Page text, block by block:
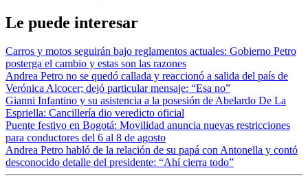
Le puede interesar
Carros y motos seguirán bajo reglamentos actuales: Gobierno Petro
posterga el cambio y estas son las razones
Andrea Petro no se quedó callada y reaccionó a salida del país de
Verónica Alcocer; dejó particular mensaje: “Esa no”
Gianni Infantino y su asistencia a la posesión de Abelardo De La
Espriella: Cancillería dio veredicto oficial
Puente festivo en Bogotá: Movilidad anuncia nuevas restricciones
para conductores del 6 al 8 de agosto
Andrea Petro habló de la relación de su papá con Antonella y contó
desconocido detalle del presidente: “Ahí cierra todo”